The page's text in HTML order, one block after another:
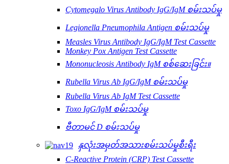
Cytomegalo Virus Antibody IgG/IgM စမ်းသပ်မှု
Legionella Pneumophila Antigen စမ်းသပ်မှု
Measles Virus Antibody IgG/IgM Test Cassette
Monkey Pox Antigen Test Cassette
Mononucleosis Antibody IgM စစ်ဆေးခြင်း။
Rubella Virus Ab IgG/IgM စမ်းသပ်မှု
Rubella Virus Ab IgM Test Cassette
Toxo IgG/IgM စမ်းသပ်မှု
ဗီတာမင် D စမ်းသပ်မှု
နှလုံးအမှတ်အသားစမ်းသပ်မှုစီးရီး
C-Reactive Protein (CRP) Test Cassette